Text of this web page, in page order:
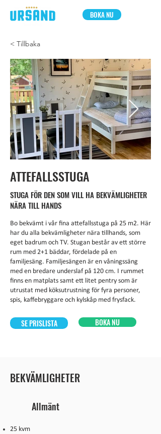
BOKA NU
< Tillbaka
ATTEFALLSSTUGA
STUGA FÖR DEN SOM VILL HA BEKVÄMLIGHETER
NÄRA TILL HANDS
Bo bekvämt i vår fina attefallsstuga på 25 m2. Här
har du alla bekvämligheter nära tillhands, som
eget badrum och TV. Stugan består av ett större
rum med 2+1 bäddar, fördelade på en
familjesäng. Familjesängen är en våningssäng
med en bredare underslaf på 120 cm. I rummet
finns en matplats samt ett litet pentry som är
utrustat med köksutrustning för fyra personer,
spis, kaffebryggare och kylskåp med frysfack.
SE PRISLISTA BOKA NU
BEKVÄMLIGHETER
Allmänt
25 kvm